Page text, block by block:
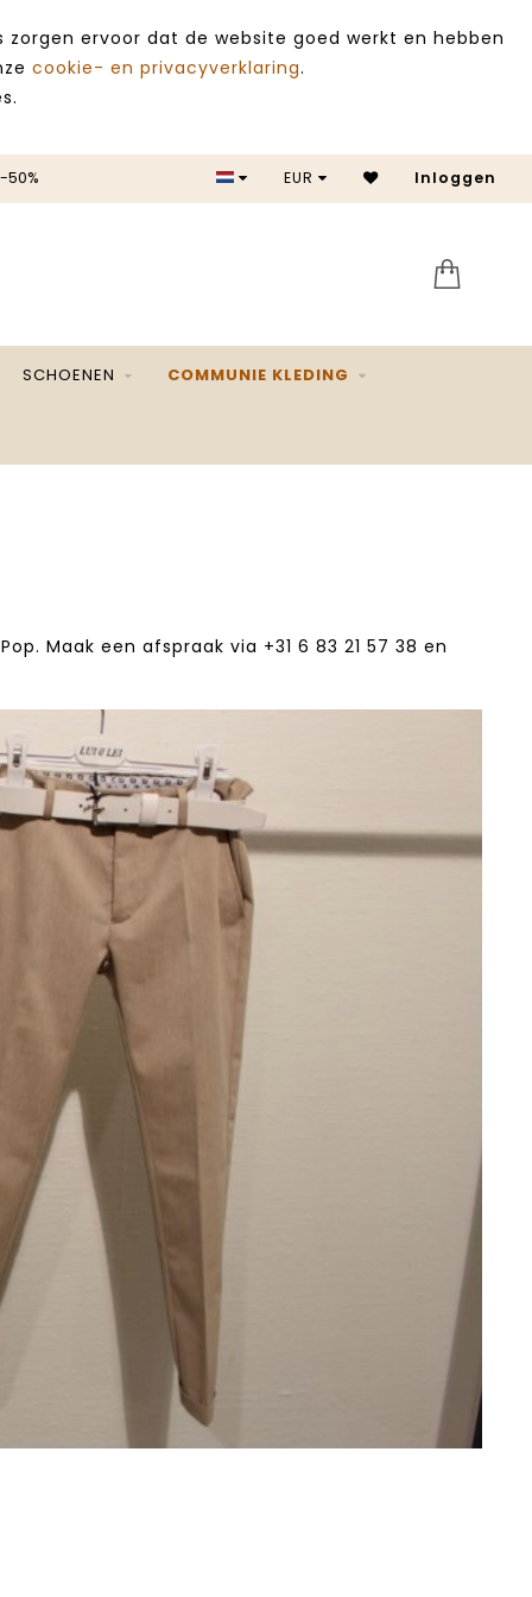
ervoor dat de website goed werkt en hebben
cookie- en privacyverklaring.
50% SALE
EUR Inloggen
SCHOENEN COMMUNIE KLEDING
Maak een afspraak via +31 6 83 21 57 38‬ en